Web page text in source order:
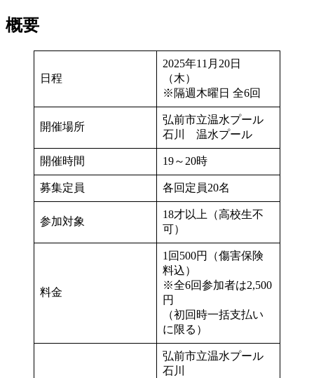
概要
日程
2025年11月20日
（木）
※隔週木曜日 全6回
開催場所
弘前市立温水プール
石川 温水プール
開催時間 19～20時
募集定員 各回定員20名
参加対象
18才以上（高校生不
可）
料金
1回500円（傷害保険
料込）
※全6回参加者は2,500
円
（初回時一括支払い
に限る）
弘前市立温水プール
石川